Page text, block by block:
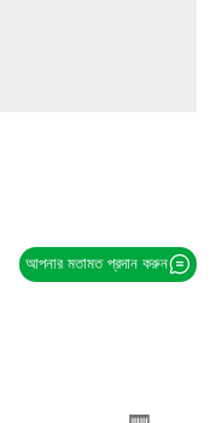
আপনার মতামত প্রদান করুন